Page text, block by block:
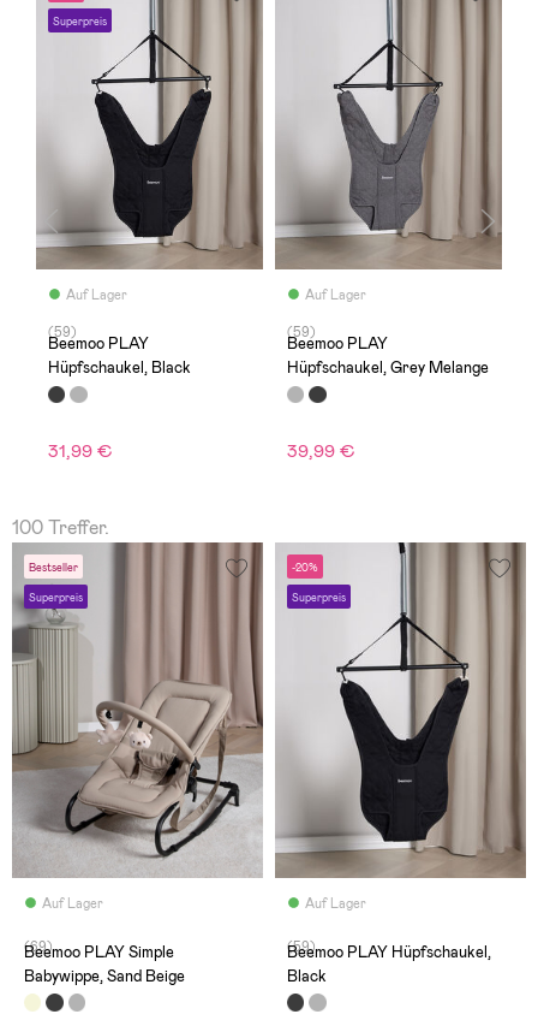
Superpreis
Auf Lager
(59)
Beemoo PLAY
Hüpfschaukel, Black
31,99 €
Auf Lager
(59)
Beemoo PLAY
Hüpfschaukel, Grey Melange
39,99 €
100 Treffer.
Bestseller
Superpreis
Auf Lager
(69)
Beemoo PLAY Simple
Babywippe, Sand Beige
-20%
Superpreis
Auf Lager
(59)
Beemoo PLAY Hüpfschaukel,
Black